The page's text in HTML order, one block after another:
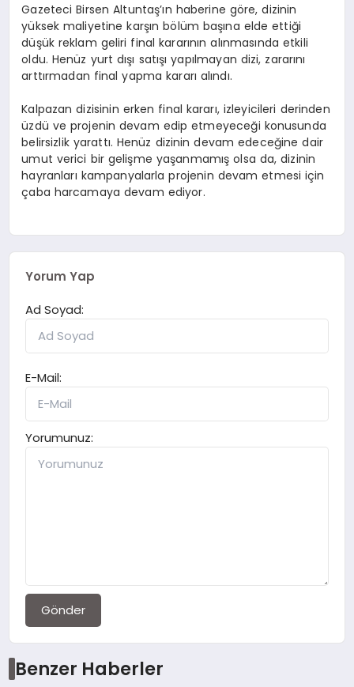
Gazeteci Birsen Altuntaş’ın haberine göre, dizinin
yüksek maliyetine karşın bölüm başına elde ettiği
düşük reklam geliri final kararının alınmasında etkili
oldu. Henüz yurt dışı satışı yapılmayan dizi, zararını
arttırmadan final yapma kararı alındı.
Kalpazan dizisinin erken final kararı, izleyicileri derinden
üzdü ve projenin devam edip etmeyeceği konusunda
belirsizlik yarattı. Henüz dizinin devam edeceğine dair
umut verici bir gelişme yaşanmamış olsa da, dizinin
hayranları kampanyalarla projenin devam etmesi için
çaba harcamaya devam ediyor.
Yorum Yap
Ad Soyad:
E-Mail:
Yorumunuz:
Gönder
Benzer Haberler